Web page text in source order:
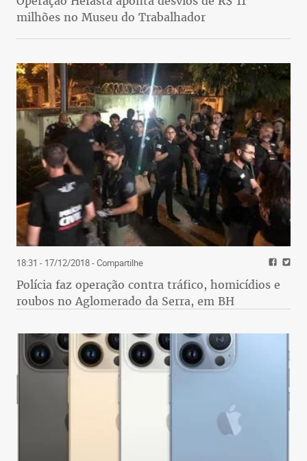
milhões no Museu do Trabalhador
18:31 - 17/12/2018- Compartilhe
Polícia faz operação contra tráfico, homicídios e
roubos no Aglomerado da Serra, em BH